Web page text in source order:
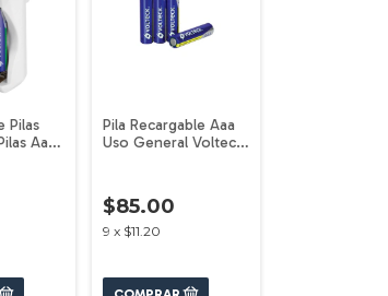
Pilas
Aaa
Pila Recargable Aaa
Uso General Volteck
$85.00
9 x $11.20